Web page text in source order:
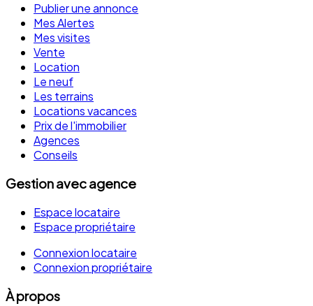
Publier une annonce
Mes Alertes
Mes visites
Vente
Location
Le neuf
Les terrains
Locations vacances
Prix de l'immobilier
Agences
Conseils
Gestion avec agence
Espace locataire
Espace propriétaire
Connexion locataire
Connexion propriétaire
À propos